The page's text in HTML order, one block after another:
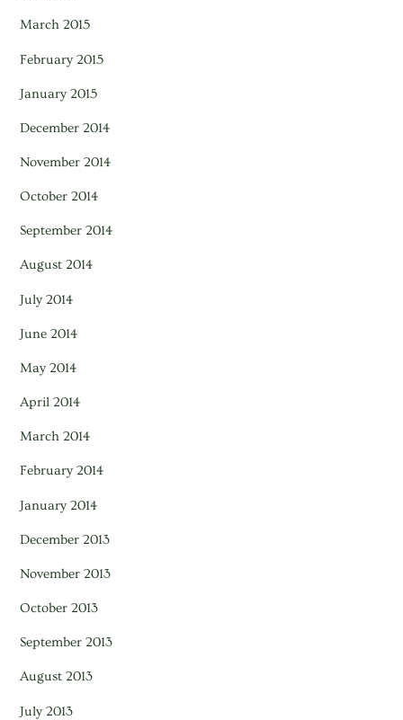
March 2015
February 2015
January 2015
December 2014
November 2014
October 2014
September 2014
August 2014
July 2014
June 2014
May 2014
April 2014
March 2014
February 2014
January 2014
December 2013
November 2013
October 2013
September 2013
August 2013
July 2013